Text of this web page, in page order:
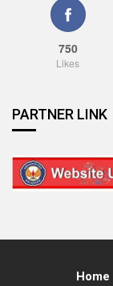
750
Likes
PARTNER LINK
Home